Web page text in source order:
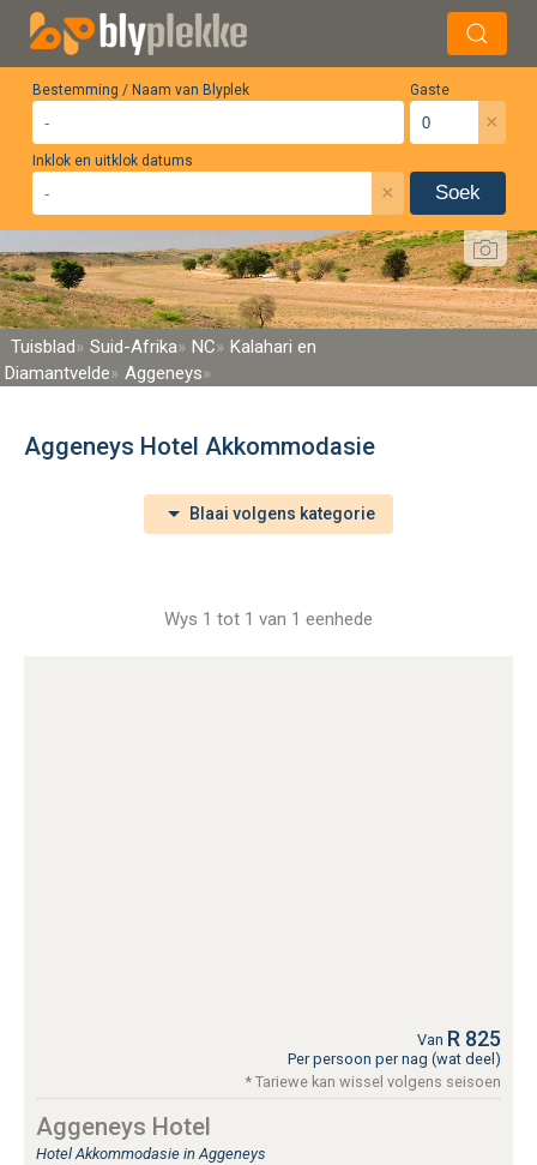
Bestemming / Naam van Blyplek Gaste
×
Inklok en uitklok datums
× Soek
Tuisblad Suid-Afrika NC
Kalahari en
Diamantvelde
Aggeneys
Aggeneys Hotel Akkommodasie
Blaai volgens kategorie
Wys 1 tot 1 van 1 eenhede
Van R 825
Per persoon per nag (wat deel)
* Tariewe kan wissel volgens seisoen
Aggeneys Hotel
Hotel Akkommodasie in Aggeneys